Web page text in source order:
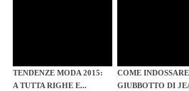
TENDENZE MODA 2015:
A TUTTA RIGHE E...
COME
GIUBBOTTO DI